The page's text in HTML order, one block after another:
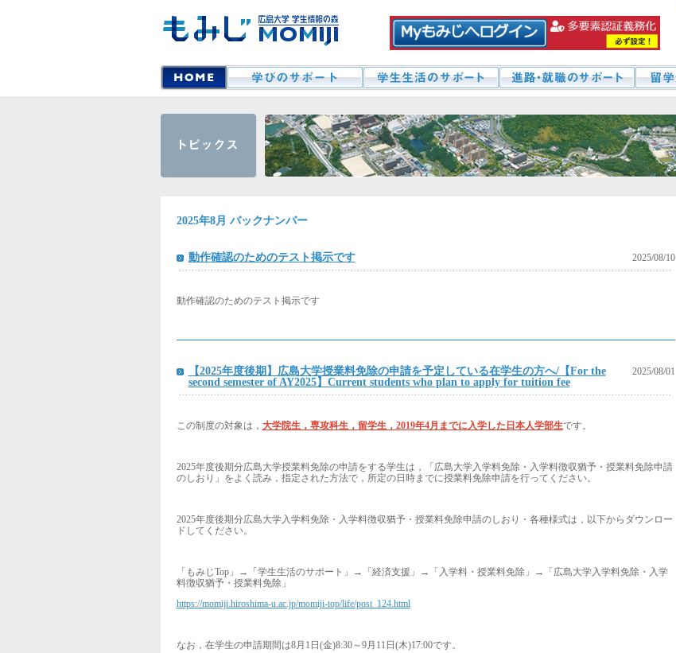
2025年8月 バックナンバー
動作確認のためのテスト掲示です 2025/08/10
動作確認のためのテスト掲示です
【2025年度後期】広島大学授業料免除の申請を予定している在学生の方へ/【For the
second semester of AY2025】Current students who plan to apply for tuition fee
2025/08/01
この制度の対象は， 大学院生，専攻科生，留学生，2019年4月までに入学した日本人学部生です。
2025年度後期分広島大学授業料免除の申請をする学生は，「広島大学入学料免除・入学料徴収猶予・授業料免除申請
のしおり」をよく読み，指定された方法で，所定の日時までに授業料免除申請を行ってください。
2025年度後期分広島大学入学料免除・入学料徴収猶予・授業料免除申請のしおり・各種様式は，以下からダウンロー
ドしてください。
「もみじTop」 → 「学生生活のサポート」 → 「経済支援」 → 「入学料・授業料免除」 →
「広島大学入学料免除・入学
料徴収猶予・授業料免除」
https://momiji.hiroshima-u.ac.jp/momiji-top/life/post_124.html
なお，在学生の申請期間は8月 1 日(金)8:30～9月 11 日(木)17:00です。